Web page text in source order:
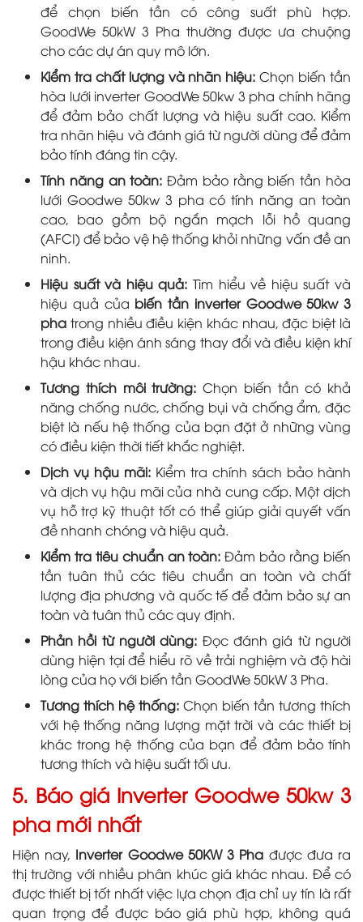
để chọn biến tần có công suất phù hợp.
GoodWe 50kW 3 Pha thường được ưa chuộng
cho các dự án quy mô lớn.
Kiểm tra chất lượng và nhãn hiệu: Chọn biến tần
hòa lưới inverter GoodWe 50kw 3 pha chính hãng
để đảm bảo chất lượng và hiệu suất cao. Kiểm
tra nhãn hiệu và đánh giá từ người dùng để đảm
bảo tính đáng tin cậy.
Tính năng an toàn:Đảm bảo rằng biến tần hòa
lưới Goodwe 50kw 3 pha có tính năng an toàn
cao, bao gồm bộ ngắn mạch lỗi hồ quang
(AFCI) để bảo vệ hệ thống khỏi những vấn đề an
ninh.
Hiệu suất và hiệu quả: Tìm hiểu về hiệu suất và
hiệu quả của biến tần inverter Goodwe 50kw 3
pha trong nhiều điều kiện khác nhau, đặc biệt là
trong điều kiện ánh sáng thay đổi và điều kiện khí
hậu khác nhau.
Tương thích môi trường: Chọn biến tần có khả
năng chống nước, chống bụi và chống ẩm, đặc
biệt là nếu hệ thống của bạn đặt ở những vùng
có điều kiện thời tiết khắc nghiệt.
Dịch vụ hậu mãi: Kiểm tra chính sách bảo hành
và dịch vụ hậu mãi của nhà cung cấp. Một dịch
vụ hỗ trợ kỹ thuật tốt có thể giúp giải quyết vấn
đề nhanh chóng và hiệu quả.
Kiểm tra tiêu chuẩn an toàn:Đảm bảo rằng biến
tần tuân thủ các tiêu chuẩn an toàn và chất
lượng địa phương và quốc tế để đảm bảo sự an
toàn và tuân thủ các quy định.
Phản hồi từ người dùng: Đọc đánh giá từ người
dùng hiện tại để hiểu rõ về trải nghiệm và độ hài
lòng của họ với biến tần GoodWe 50kW 3 Pha.
Tương thích hệ thống: Chọn biến tần tương thích
với hệ thống năng lượng mặt trời và các thiết bị
khác trong hệ thống của bạn để đảm bảo tính
tương thích và hiệu suất tối ưu.
5. Báo giá Inverter Goodwe 50kw 3
pha mới nhất
Hiện nay, Inverter Goodwe 50KW 3 Pha được đưa ra
thị trường với nhiều phân khúc giá khác nhau. Để có
được thiết bị tốt nhất việc lựa chọn địa chỉ uy tín là rất
quan trọng để được báo giá phù hợp, không quá